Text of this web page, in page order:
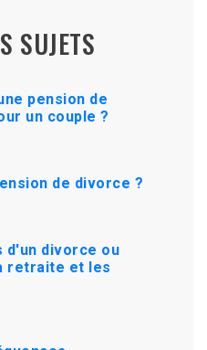
SUJETS
pension de
un couple ?
de divorce ?
d'un divorce ou
retraite et les